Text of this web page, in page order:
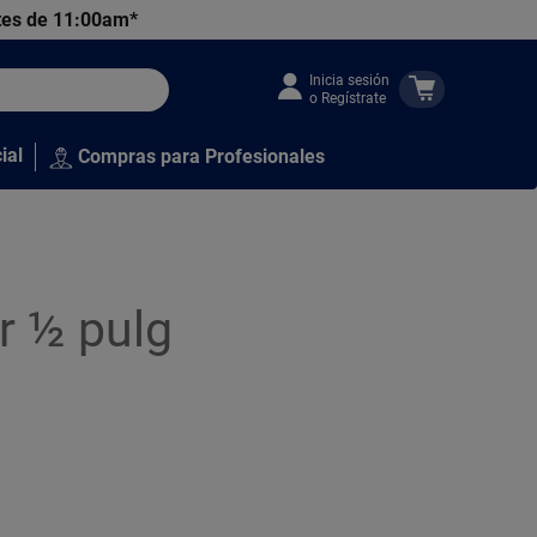
de 11:00am*
Inicia sesión
o Regístrate
Compras para Profesionales
½ pulg